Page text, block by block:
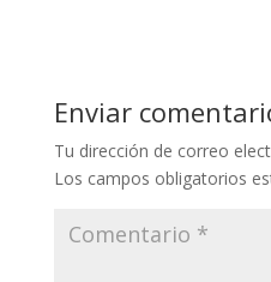
Enviar
Tu dirección de correo
Los campos obligatorios